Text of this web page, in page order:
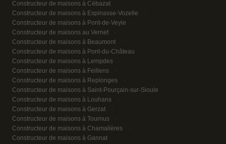
Constructeur de maisons à Cébazat
Constructeur de maisons à Espinasse-Vozelle
Constructeur de maisons à Pont-de-Veyle
Constructeur de maisons au Vernet
Constructeur de maisons à Beaumont
Constructeur de maisons à Pont-du-Château
Constructeur de maisons à Lempdes
Constructeur de maisons à Feillens
Constructeur de maisons à Replonges
Constructeur de maisons à Saint-Pourçain-sur-Sioule
Constructeur de maisons à Louhans
Constructeur de maisons à Gerzat
Constructeur de maisons à Tournus
Constructeur de maisons à Chamalières
Constructeur de maisons à Gannat